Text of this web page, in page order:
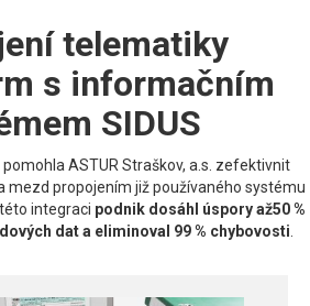
telematiky
s informačním
SIDUS
ASTUR Straškov, a.s. zefektivnit
mezd propojením již používaného systému
integraci podnik dosáhl úspory až50 %
dat a eliminoval 99 % chybovosti